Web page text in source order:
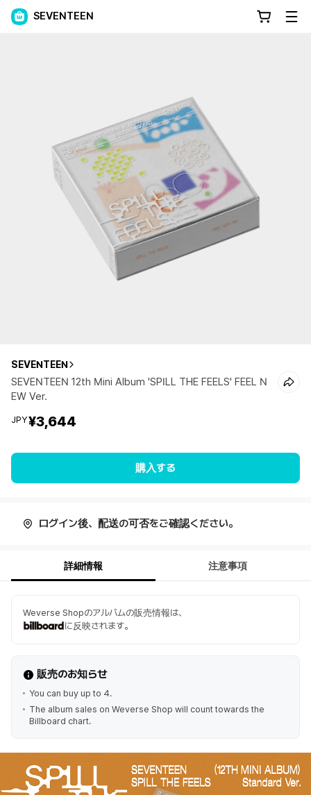
SEVENTEEN
SEVENTEEN
SEVENTEEN 12th Mini Album 'SPILL THE FEELS' FEEL N
EW Ver.
JPY¥3,644
購入する
ログイン後、配送の可否をご確認ください。
詳細情報 注意事項
Weverse Shopのアルバムの販売情報は、
に反映されます。
販売のお知らせ
You can buy up to 4.
The album sales on Weverse Shop will count towards the
Billboard chart.